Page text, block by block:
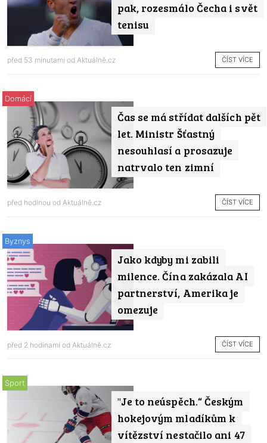
pak, rozesmálo Čecha i svět
tenisu
před 53 minutami od Aktuálně.cz ČÍST VÍCE
Čas se má střídat dalších pět
let. Ministr Šťastný
nesouhlasí a prosazuje
natrvalo ten zimní
Domácí
před hodinou od Aktuálně.cz ČÍST VÍCE
Jako kdyby mi zabili
milence. Čína zakázala AI
partnerství, Amerika je
omezuje
Byznys
před 2 hodinami od Aktuálně.cz ČÍST VÍCE
"Je to neúspěch.“ Českým
hokejovým mladíkům k
vítězství nestačilo ani 47
Sport